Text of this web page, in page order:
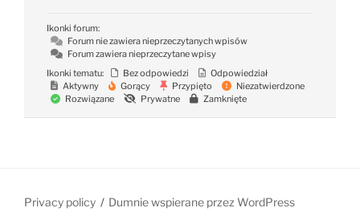
Ikonki forum:
Forum nie zawiera nieprzeczytanych wpisów
Forum zawiera nieprzeczytane wpisy
Ikonki tematu:
Bez odpowiedzi
Odpowiedział
Aktywny
Gorący Przypięto
Niezatwierdzone
Rozwiązane
Prywatne Zamknięte
Privacy policy Dumnie wspierane przez WordPress